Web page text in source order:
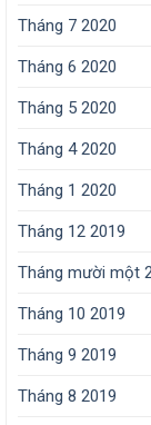
Tháng 7 2020
Tháng 6 2020
Tháng 5 2020
Tháng 4 2020
Tháng 1 2020
Tháng 12 2019
Tháng mười một
Tháng 10 2019
Tháng 9 2019
Tháng 8 2019